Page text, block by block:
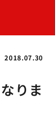
2018.07.30
りま